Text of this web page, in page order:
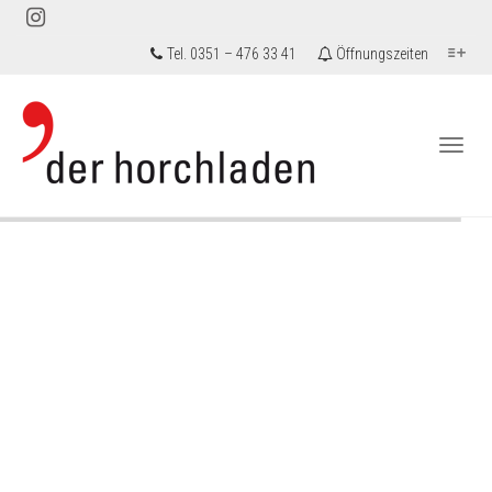
Tel. 0351 – 476 33 41 Öffnungszeiten